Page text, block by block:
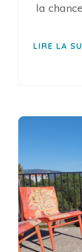
la
LIRE LA